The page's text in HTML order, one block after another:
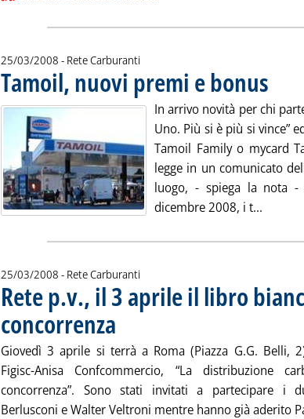
25/03/2008 - Rete Carburanti
Tamoil, nuovi premi e bonus
In arrivo novità per chi
Uno. Più si è più si vince”
Tamoil Family o mycard
legge in un comunicato
luogo, - spiega la nota
dicembre 2008, i t...
25/03/2008 - Rete Carburanti
Rete p.v., il 3 aprile il libro
concorrenza . Pubblicata martedì 25 marzo 2008 alle 14.42.
Giovedì 3 aprile si terrà a Roma (Piazza G.G. Belli,
Figisc-Anisa Confcommercio, “La distribuzione
concorrenza”. Sono stati invitati a partecipare i
Berlusconi e Walter Veltroni mentre hanno già aderito